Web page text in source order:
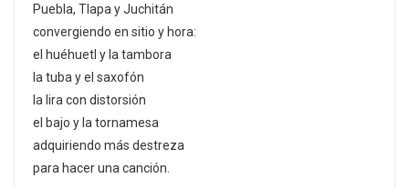
Puebla, Tlapa y Juchitán
convergiendo en sitio y hora:
el huéhuetl y la tambora
la tuba y el saxofón
la lira con distorsión
el bajo y la tornamesa
adquiriendo más destreza
para hacer una canción.